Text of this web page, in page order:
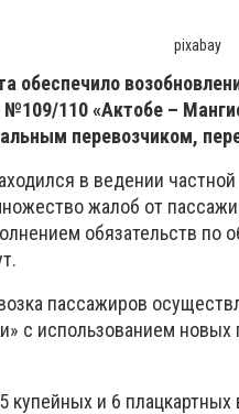
pixabay
обеспечило
110 «Актобе –
перевозчиком,
в ведении
жалоб от
обязательств по
пассажиров
с использованием новых
купейных и 6